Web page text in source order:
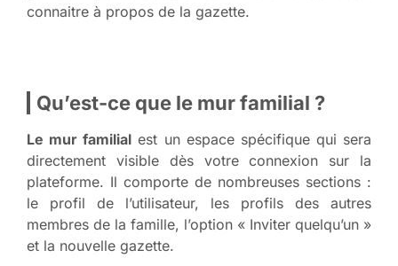
connaitre à propos de la gazette.
Qu’est-ce que le mur familial ?
Le mur familial est un espace spécifique qui sera
directement visible dès votre connexion sur la
plateforme. Il comporte de nombreuses sections :
le profil de l’utilisateur, les profils des autres
membres de la famille, l’option « Inviter quelqu’un »
et la nouvelle gazette.